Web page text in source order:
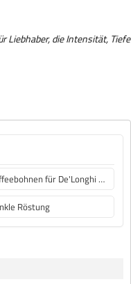
Liebhaber, die Intensität, Tiefe
Kaffeebohnen für De'Longhi Kaffeemaschine
Röstung